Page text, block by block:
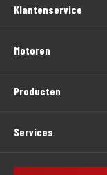
Klantenservice
Motoren
Producten
Services